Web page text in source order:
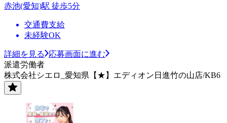
赤池(愛知)駅 徒歩5分
交通費支給
未経験OK
詳細を見る
応募画面に進む
派遣労働者
株式会社シエロ_愛知県【★】エディオン日進竹の山店/KB6